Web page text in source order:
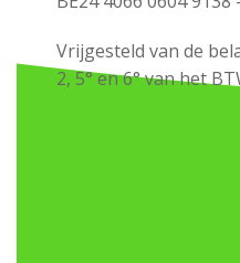
Vrijgesteld van de
2, 5° en 6° van het